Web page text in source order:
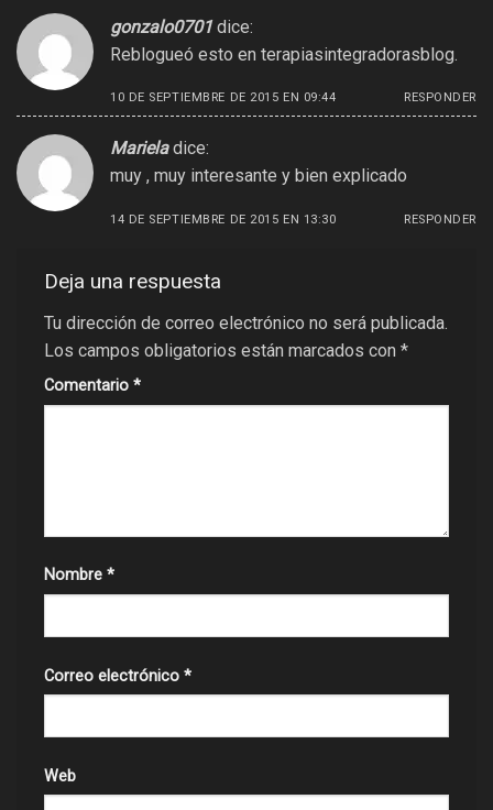
gonzalo0701 dice:
Reblogueó esto en terapiasintegradorasblog.
10 DE SEPTIEMBRE DE 2015 EN 09:44 RESPONDER
Mariela dice:
muy , muy interesante y bien explicado
14 DE SEPTIEMBRE DE 2015 EN 13:30 RESPONDER
Deja una respuesta
Tu dirección de correo electrónico no será publicada.
Los campos obligatorios están marcados con *
Comentario *
Nombre *
Correo electrónico *
Web